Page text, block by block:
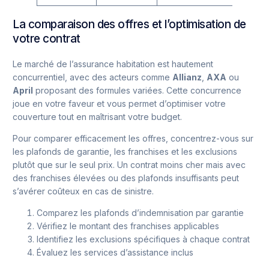
La comparaison des offres et l’optimisation de
votre contrat
Le marché de l’assurance habitation est hautement
concurrentiel, avec des acteurs comme Allianz AXA ou
April proposant des formules variées. Cette concurrence
joue en votre faveur et vous permet d’optimiser votre
couverture tout en maîtrisant votre budget.
Pour comparer efficacement les offres, concentrez-vous sur
les plafonds de garantie, les franchises et les exclusions
plutôt que sur le seul prix. Un contrat moins cher mais avec
des franchises élevées ou des plafonds insuffisants peut
s’avérer coûteux en cas de sinistre.
Comparez les plafonds d’indemnisation par garantie
Vérifiez le montant des franchises applicables
Identifiez les exclusions spécifiques à chaque contrat
Évaluez les services d’assistance inclus